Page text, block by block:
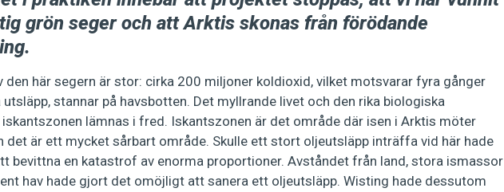
grön seger och att Arktis skonas från förödande
den här segern är stor: cirka 200 miljoner koldioxid, vilket motsvarar fyra gånger
stannar på havsbotten. Det myllrande livet och den rika biologiska
lämnas i fred. Iskantszonen är det område där isen i Arktis möter
det är ett mycket sårbart område. Skulle ett stort oljeutsläpp inträffa vid här hade
bevittna en katastrof av enorma proportioner. Avståndet från land, stora ismassor
hav hade gjort det omöjligt att sanera ett oljeutsläpp. Wisting hade dessutom